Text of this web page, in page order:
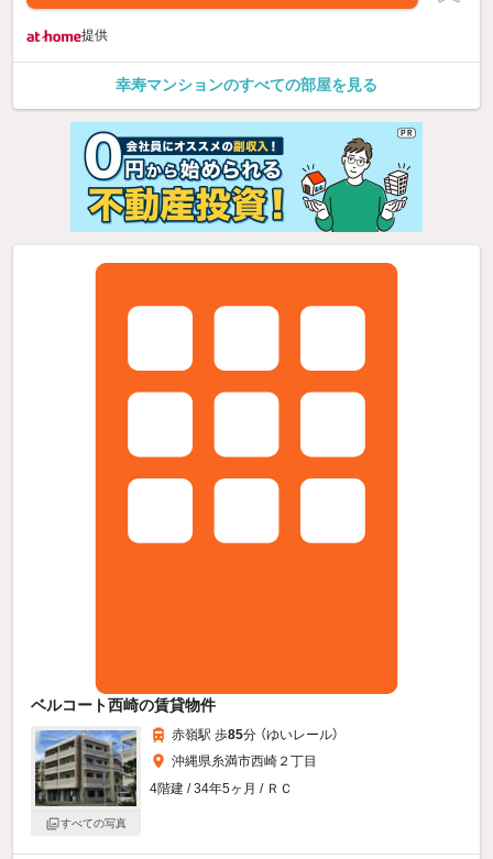
提供
幸寿マンションのすべての部屋を見る
ベルコート西崎の賃貸物件
すべての写真
赤嶺駅 歩85分 （ゆいレール）
沖縄県糸満市西崎２丁目
4階建 / 34年5ヶ月 / ＲＣ